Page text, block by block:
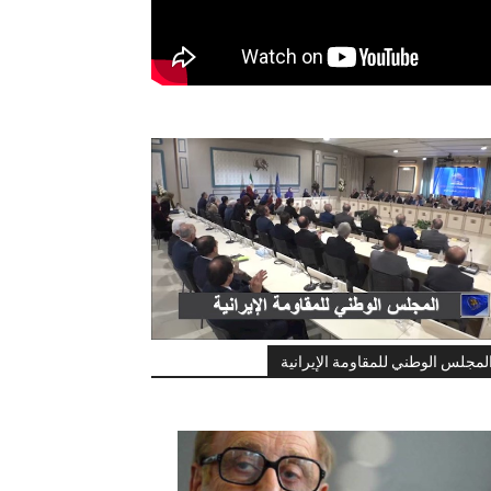
الوطني للمقاومة الإيرانية